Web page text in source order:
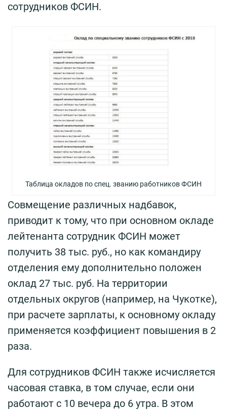
сотрудников ФСИН.
Таблица окладов по спец. званию работников ФСИН
Совмещение различных надбавок,
приводит к тому, что при основном окладе
лейтенанта сотрудник ФСИН может
получить 38 тыс. руб., но как командиру
отделения ему дополнительно положен
оклад 27 тыс. руб. На территории
отдельных округов (например, на Чукотке),
при расчете зарплаты, к основному окладу
применяется коэффициент повышения в 2
раза.
Для сотрудников ФСИН также исчисляется
часовая ставка, в том случае, если они
работают с 10 вечера до 6 утра. В этом